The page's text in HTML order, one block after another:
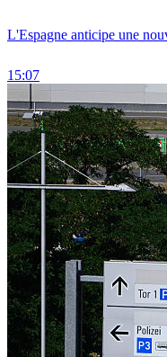
L'Espagne anticipe une
15:07